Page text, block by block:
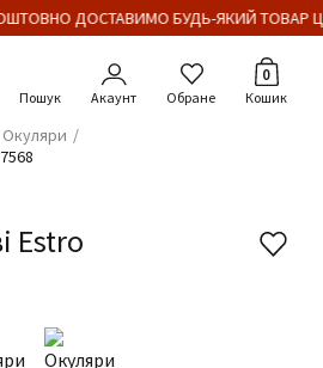
ДОСТАВИМО БУДЬ-ЯКИЙ ТОВАР
Акаунт Обране
0
Кошик
Окуляри
Estro